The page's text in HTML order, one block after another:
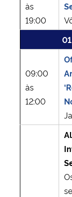
às
19:00
09:00
às
12:00